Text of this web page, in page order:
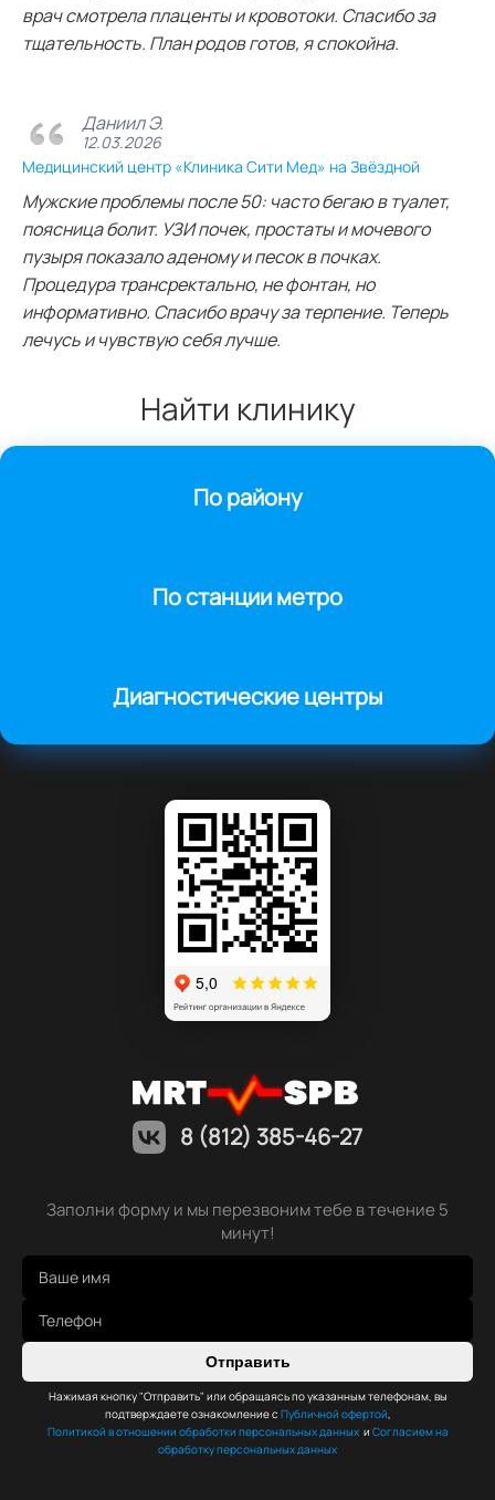
врач смотрела плаценты и кровотоки. Спасибо за
тщательность. План родов готов, я спокойна.
Даниил Э.
12.03.2026
Медицинский центр «Клиника Сити Мед» на Звёздной
Мужские проблемы после 50: часто бегаю в туалет,
поясница болит. УЗИ почек, простаты и мочевого
пузыря показало аденому и песок в почках.
Процедура трансректально, не фонтан, но
информативно. Спасибо врачу за терпение. Теперь
лечусь и чувствую себя лучше.
Найти клинику
По району
По станции метро
Диагностические центры
8 (812) 385-46-27
Заполни форму и мы перезвоним тебе в течение 5
минут!
Отправить
Нажимая кнопку "Отправить" или обращаясь по указанным телефонам, вы
подтверждаете ознакомление с Публичной офертой,
Политикой в отношении обработки персональных данных и Согласием на
обработку персональных данных